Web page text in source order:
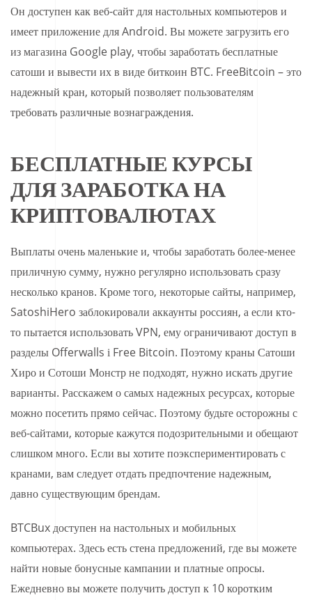
Он доступен как веб-сайт для настольных компьютеров и
имеет приложение для Android. Вы можете загрузить его
из магазина Google play, чтобы заработать бесплатные
сатоши и вывести их в виде биткоин BTC. FreeBitcoin – это
надежный кран, который позволяет пользователям
требовать различные вознаграждения.
БЕСПЛАТНЫЕ КУРСЫ
ДЛЯ ЗАРАБОТКА НА
КРИПТОВАЛЮТАХ
Выплаты очень маленькие и, чтобы заработать более-менее
приличную сумму, нужно регулярно использовать сразу
несколько кранов. Кроме того, некоторые сайты, например,
SatoshiHero заблокировали аккаунты россиян, а если кто-
то пытается использовать VPN, ему ограничивают доступ в
разделы Offerwalls і Free Bitcoin. Поэтому краны Сатоши
Хиро и Сотоши Монстр не подходят, нужно искать другие
варианты. Расскажем о самых надежных ресурсах, которые
можно посетить прямо сейчас. Поэтому будьте осторожны с
веб-сайтами, которые кажутся подозрительными и обещают
слишком много. Если вы хотите поэкспериментировать с
кранами, вам следует отдать предпочтение надежным,
давно существующим брендам.
BTCBux доступен на настольных и мобильных
компьютерах. Здесь есть стена предложений, где вы можете
найти новые бонусные кампании и платные опросы.
Ежедневно вы можете получить доступ к 10 коротким